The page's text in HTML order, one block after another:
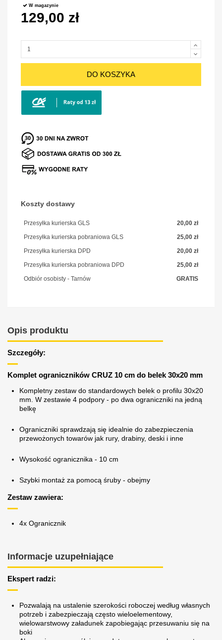
W magazynie
129,00 zł
DO KOSZYKA
Koszty dostawy
Przesyłka kurierska GLS
20,00 zł
Przesyłka kurierska pobraniowa GLS
25,00 zł
Przesyłka kurierska DPD
20,00 zł
Przesyłka kurierska pobraniowa DPD
25,00 zł
Odbiór osobisty - Tarnów
GRATIS
Opis produktu
Szczegóły:
Komplet ograniczników CRUZ 10 cm do belek 30x20 mm
Kompletny zestaw do standardowych belek o profilu 30x20
mm. W zestawie 4 podpory - po dwa ograniczniki na jedną
belkę
Ograniczniki sprawdzają się idealnie do zabezpieczenia
przewożonych towarów jak rury, drabiny, deski i inne
Wysokość ogranicznika - 10 cm
Szybki montaż za pomocą śruby - obejmy
Zestaw zawiera:
4x Ogranicznik
Informacje uzupełniające
Ekspert radzi:
Pozwalają na ustalenie szerokości roboczej według własnych
potrzeb i zabezpieczają często wieloelementowy,
wielowarstwowy załadunek zapobiegając przesuwaniu się na
boki